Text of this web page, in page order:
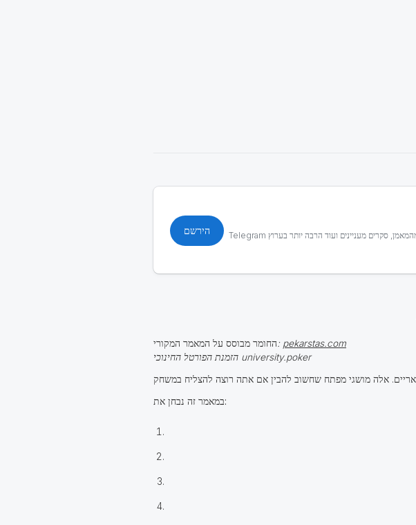
חדשות אחרונות, מאמרים וסרטונים חדשים של הפורטל החינוכי, צ'אט עם שחקנים, הודעות מהמאמן, סקרים מעניינים ועוד הרבה יותר בערוץ Telegram
הירשם
החומר מבוסס על המאמר המקורי: pekarstas.com
הזמנת הפורטל החינוכי university.poker
במאמר זה נבחן את: